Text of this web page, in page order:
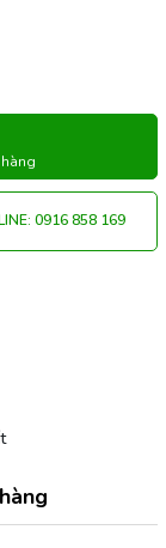
0916 858 169